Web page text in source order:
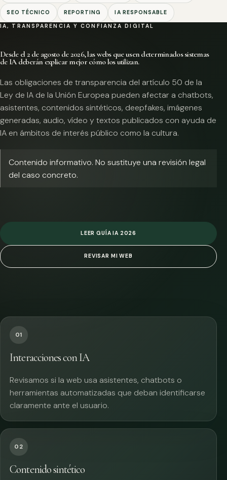
SEO TÉCNICO REPORTING IA RESPONSABLE
IA, TRANSPARENCIA Y CONFIANZA DIGITAL
Desde el 2 de agosto de 2026, las webs que usen determinados sistemas
de IA deberán explicar mejor cómo los utilizan.
Las obligaciones de transparencia del artículo 50 de la
Ley de IA de la Unión Europea pueden afectar a chatbots,
asistentes, contenidos sintéticos, deepfakes, imágenes
generadas, audio, vídeo y textos publicados con ayuda de
IA en ámbitos de interés público como la cultura.
Contenido informativo. No sustituye una revisión legal
del caso concreto.
LEER GUÍA IA 2026
REVISAR MI WEB
01
Interacciones con IA
Revisamos si la web usa asistentes, chatbots o
herramientas automatizadas que deban identificarse
claramente ante el usuario.
02
Contenido sintético